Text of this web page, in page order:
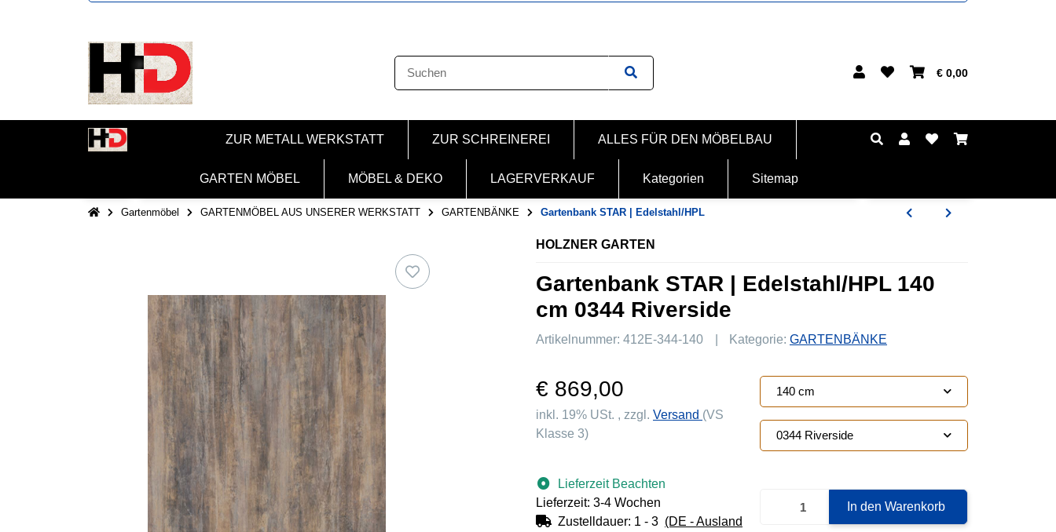
€ 0,00
ZUR METALL WERKSTATT ZUR SCHREINEREI ALLES FÜR DEN MÖBELBAU
GARTEN MÖBEL MÖBEL & DEKO LAGERVERKAUF Kategorien Sitemap
Gartenmöbel GARTENMÖBEL AUS UNSERER WERKSTATT GARTENBÄNKE Gartenbank STAR | Edelstahl/HPL
HOLZNER GARTEN
Gartenbank STAR | Edelstahl/HPL 140
cm 0344 Riverside
Artikelnummer: 412E-344-140 Kategorie: GARTENBÄNKE
€ 869,00
inkl. 19% USt. , zzgl. Versand (VS
Klasse 3)
Lieferzeit Beachten
Lieferzeit: 3-4 Wochen
Zustelldauer: 1 - 3 (DE - Ausland
140 cm
0344 Riverside
In den Warenkorb